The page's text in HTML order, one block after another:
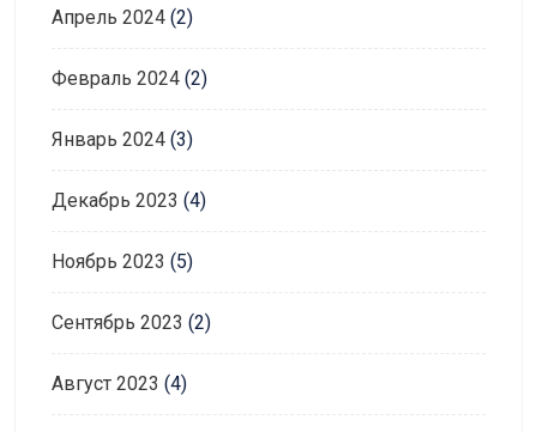
Апрель 2024 (2)
Февраль 2024 (2)
Январь 2024 (3)
Декабрь 2023 (4)
Ноябрь 2023 (5)
Сентябрь 2023 (2)
Август 2023 (4)